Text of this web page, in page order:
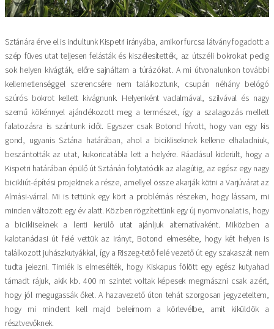
Sztánára érve el is indultunk Kispetri irányába, amikor furcsa látvány fogadott: a
szép füves utat teljesen felásták és kiszélesítették, az útszéli bokrokat pedig
sok helyen kivágták, előre sajnáltam a túrázókat. A mi útvonalunkon további
kellemetlenséggel szerencsére nem találkoztunk, csupán néhány belógó
szúrós bokrot kellett kivágnunk. Helyenként vadalmával, szilvával és nagy
szemű kökénnyel ajándékozott meg a természet, így a szalagozás mellett
falatozásra is szántunk időt. Egyszer csak Botond hívott, hogy van egy kis
gond, ugyanis Sztána határában, ahol a bicikliseknek kellene elhaladniuk,
beszántották az utat, kukoricatábla lett a helyére. Ráadásul kiderült, hogy a
Kispetri határában épülő út Sztánán folytatódik az alagútig, az egész egy nagy
bicikliút-építési projektnek a része, amellyel össze akarják kötni a Varjúvárat az
Almási-várral. Mi is tettünk egy kört a problémás részeken, hogy lássam, mi
minden változott egy év alatt. Közben rögzítettünk egy új nyomvonalat is, hogy
a bicikliseknek a lenti kerülő utat ajánljuk alternatívaként. Miközben a
kalotanádasi út felé vettük az irányt, Botond elmesélte, hogy két helyen is
találkozott juhászkutyákkal, így a Riszeg-tető felé vezető út egy szakaszát nem
tudta jelezni. Timiék is elmesélték, hogy Kiskapus fölött egy egész kutyahad
támadt rájuk, akik kb. 400 m szintet voltak képesek megmászni csak azért,
hogy jól megugassák őket. A hazavezető úton tehát szorgosan jegyzeteltem,
hogy mi mindent kell majd beleírnom a körlevélbe, amit kiküldök a
résztvevőknek.